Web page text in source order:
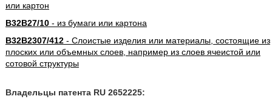
или картон
B32B27/10- из бумаги или картона
B32B2307/412- Слоистые изделия или материалы, состоящие из
плоских или объемных слоев, например из слоев ячеистой или
сотовой структуры
Владельцы патента RU 2652225: